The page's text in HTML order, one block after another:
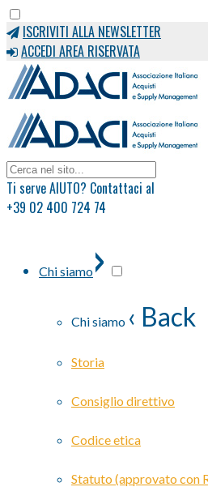
ISCRIVITI ALLA NEWSLETTER
ACCEDI AREA RISERVATA
Ti serve AIUTO? Contattaci al
+39 02 400 724 74
Chi siamo›
Chi siamo ‹ Back
Storia
Consiglio direttivo
Codice etica
Statuto (approvato con